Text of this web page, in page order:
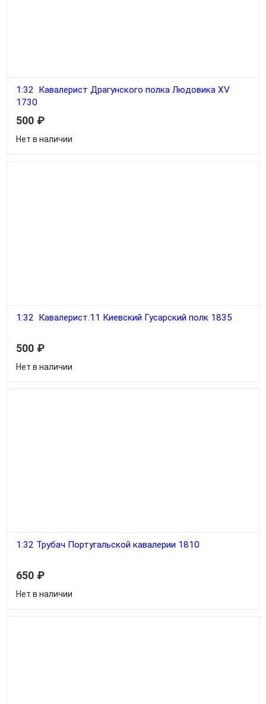
1:32 Кавалерист Драгунского полка Людовика XV
1730
500 ₽
Нет в наличии
1:32 Кавалерист.11 Киевский Гусарский полк 1835
500 ₽
Нет в наличии
1:32 Трубач Португальской кавалерии 1810
650 ₽
Нет в наличии